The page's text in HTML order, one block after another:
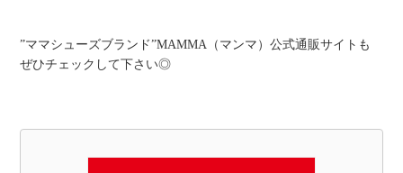
”ママシューズブランド”MAMMA（マンマ）公式通販サイトも
ぜひチェックして下さい◎